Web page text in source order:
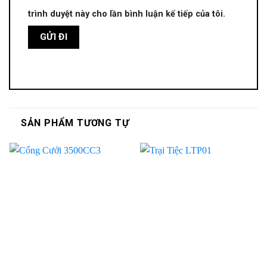
trình duyệt này cho lần bình luận kế tiếp của tôi.
SẢN PHẨM TƯƠNG TỰ